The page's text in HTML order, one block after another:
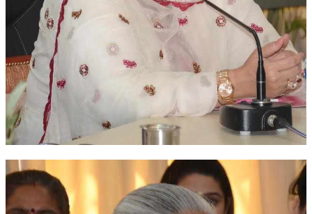
TRANSPORT & TRAVEL WING
WOMEN’S WING
YOUTH WING
ART & CULTURE WING
ADMINISTRATORS’ WING
EDUCATION WING
JURISTS WING